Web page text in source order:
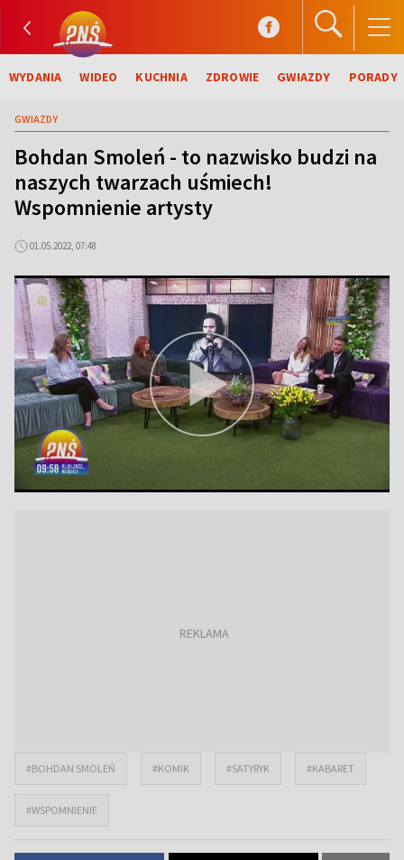
WYDANIA WIDEO KUCHNIA ZDROWIE GWIAZDY PORADY
GWIAZDY
Bohdan Smoleń - to nazwisko budzi na
naszych twarzach uśmiech!
Wspomnienie artysty
01.05.2022, 07:48
#BOHDAN SMOLEŃ #KOMIK #SATYRYK #KABARET
#WSPOMNIENIE